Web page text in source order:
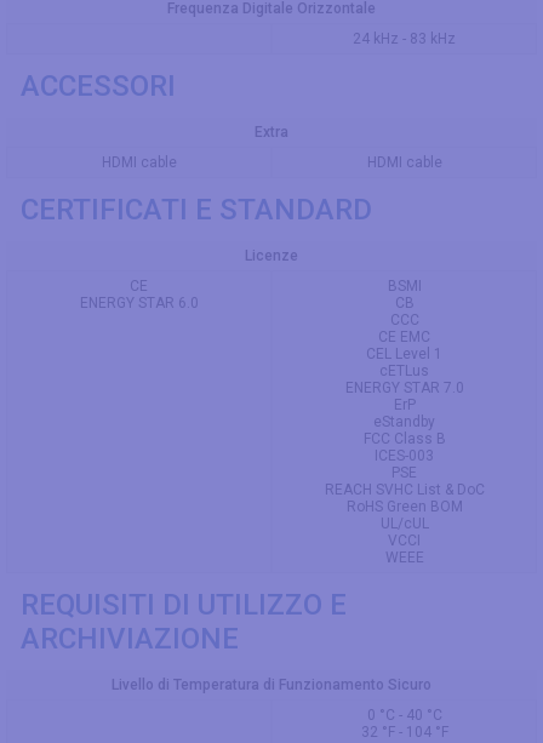
Frequenza Digitale Orizzontale
24 kHz - 83 kHz
ACCESSORI
Extra
HDMI cable
HDMI cable
CERTIFICATI E STANDARD
Licenze
CE
ENERGY STAR 6.0
BSMI
CB
CCC
CE EMC
CEL Level 1
cETLus
ENERGY STAR 7.0
ErP
eStandby
FCC Class B
ICES-003
PSE
REACH SVHC List & DoC
RoHS Green BOM
UL/cUL
VCCI
WEEE
REQUISITI DI UTILIZZO E
ARCHIVIAZIONE
Livello di Temperatura di Funzionamento Sicuro
0 °C - 40 °C
32 °F - 104 °F